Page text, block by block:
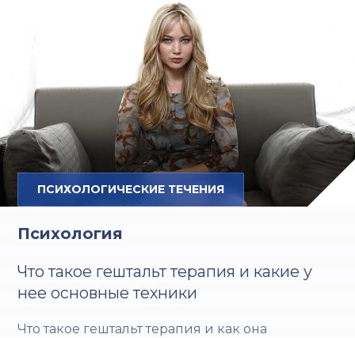
ПСИХОЛОГИЧЕСКИЕ ТЕЧЕНИЯ
Психология
Что такое гештальт терапия и какие у
нее основные техники
Что такое гештальт терапия и как она